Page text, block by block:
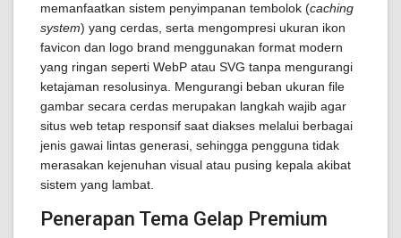
memanfaatkan sistem penyimpanan tembolok (caching
system) yang cerdas, serta mengompresi ukuran ikon
favicon dan logo brand menggunakan format modern
yang ringan seperti WebP atau SVG tanpa mengurangi
ketajaman resolusinya. Mengurangi beban ukuran file
gambar secara cerdas merupakan langkah wajib agar
situs web tetap responsif saat diakses melalui berbagai
jenis gawai lintas generasi, sehingga pengguna tidak
merasakan kejenuhan visual atau pusing kepala akibat
sistem yang lambat.
Penerapan Tema Gelap Premium